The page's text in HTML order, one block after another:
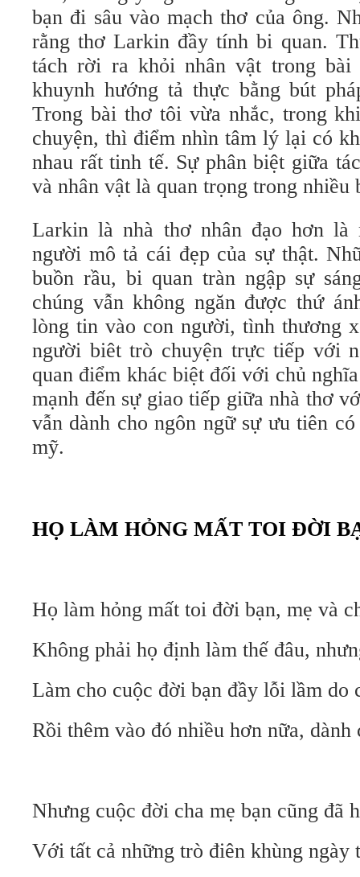
bạn đi sâu vào mạch thơ của ông.
rằng thơ Larkin đầy tính bi quan.
tách rời ra khỏi nhân vật trong
khuynh hướng tả thực bằng bút
Trong bài thơ tôi vừa nhắc, trong
chuyện, thì điểm nhìn tâm lý lại có
nhau rất tinh tế. Sự phân biệt giữa
và nhân vật là quan trọng trong
Larkin là nhà thơ nhân đạo hơn là
người mô tả cái đẹp của sự thật.
buồn rầu, bi quan tràn ngập sự
chúng vẫn không ngăn được thứ
lòng tin vào con người, tình thương
người biêt trò chuyện trực tiếp với
quan điểm khác biệt đối với chủ
mạnh đến sự giao tiếp giữa nhà thơ
vẫn dành cho ngôn ngữ sự ưu tiên
mỹ.
HỌ LÀM HỎNG MẤT TOI ĐỜI
Họ làm hỏng mất toi đời bạn, mẹ và
Không phải họ định làm thế đâu,
Làm cho cuộc đời bạn đầy lỗi lầm do
Rồi thêm vào đó nhiều hơn nữa, dành
Nhưng cuộc đời cha mẹ bạn cũng đã
Với tất cả những trò điên khùng ngày